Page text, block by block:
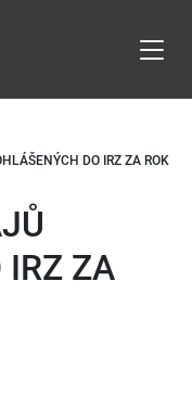
DO IRZ ZA ROK
IRZ ZA